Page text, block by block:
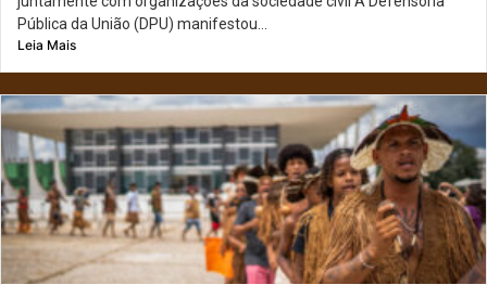
Pública da União (DPU) manifestou...
Leia Mais